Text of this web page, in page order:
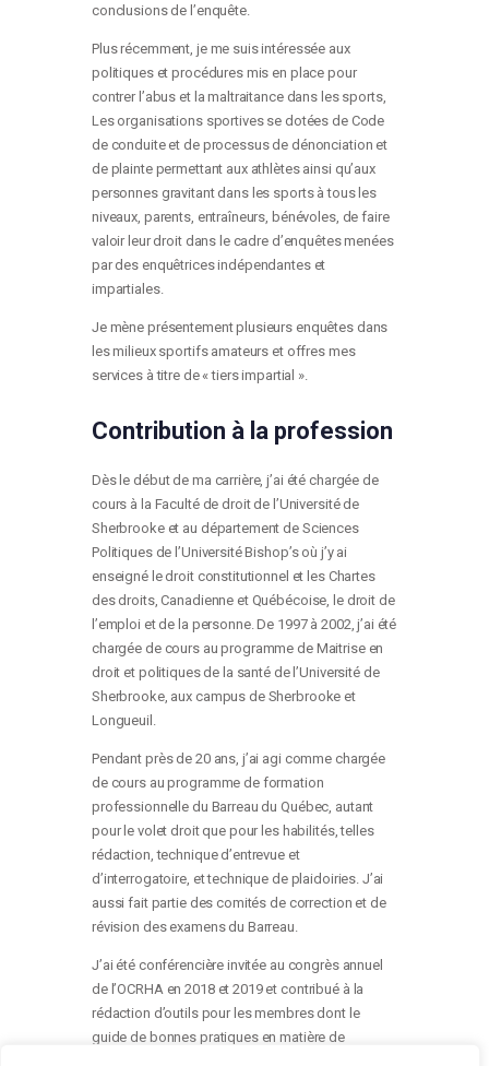
conclusions de l’enquête.
Plus récemment, je me suis intéressée aux
politiques et procédures mis en place pour
contrer l’abus et la maltraitance dans les sports,
Les organisations sportives se dotées de Code
de conduite et de processus de dénonciation et
de plainte permettant aux athlètes ainsi qu’aux
personnes gravitant dans les sports à tous les
niveaux, parents, entraîneurs, bénévoles, de faire
valoir leur droit dans le cadre d’enquêtes menées
par des enquêtrices indépendantes et
impartiales.
Je mène présentement plusieurs enquêtes dans
les milieux sportifs amateurs et offres mes
services à titre de « tiers impartial ».
Contribution à la profession
Dès le début de ma carrière, j’ai été chargée de
cours à la Faculté de droit de l’Université de
Sherbrooke et au département de Sciences
Politiques de l’Université Bishop’s où j’y ai
enseigné le droit constitutionnel et les Chartes
des droits, Canadienne et Québécoise, le droit de
l’emploi et de la personne. De 1997 à 2002, j’ai été
chargée de cours au programme de Maitrise en
droit et politiques de la santé de l’Université de
Sherbrooke, aux campus de Sherbrooke et
Longueuil.
Pendant près de 20 ans, j’ai agi comme chargée
de cours au programme de formation
professionnelle du Barreau du Québec, autant
pour le volet droit que pour les habilités, telles
rédaction, technique d’entrevue et
d’interrogatoire, et technique de plaidoiries. J’ai
aussi fait partie des comités de correction et de
révision des examens du Barreau.
J’ai été conférencière invitée au congrès annuel
de l’OCRHA en 2018 et 2019 et contribué à la
rédaction d’outils pour les membres dont le
guide de bonnes pratiques en matière de